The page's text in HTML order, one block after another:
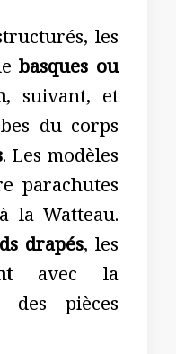
les
basques ou
, suivant, et
du corps
. Les modèles
parachutes
la Watteau.
drapés, les
avec la
des pièces